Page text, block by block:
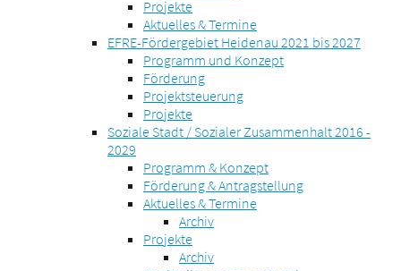
Projekte
Aktuelles & Termine
EFRE-Fördergebiet Heidenau 2021 bis 2027
Programm und Konzept
Förderung
Projektsteuerung
Projekte
Soziale Stadt / Sozialer Zusammenhalt 2016 -
2029
Programm & Konzept
Förderung & Antragstellung
Aktuelles & Termine
Archiv
Projekte
Archiv